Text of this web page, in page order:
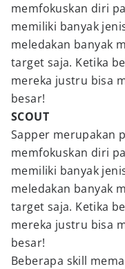
memfokuskan diri
memiliki banyak
meledakan banyak
target saja. Ketika
mereka justru bisa
besar!
SCOUT
Sapper merupakan
memfokuskan diri
memiliki banyak
meledakan banyak
target saja. Ketika
mereka justru bisa
besar!
Beberapa skill